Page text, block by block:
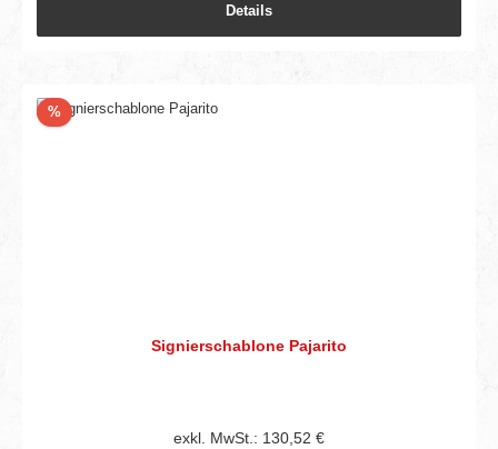
Details
%Rabatt
Signierschablone Pajarito
exkl. MwSt.: 130,52 €